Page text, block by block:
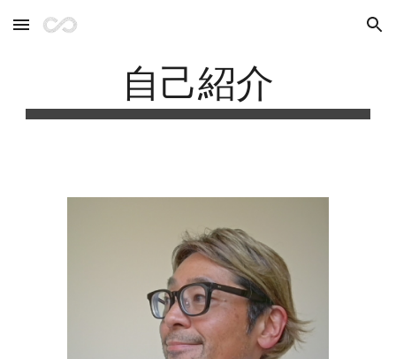
Skip to main content Skip to navigation
自己紹介